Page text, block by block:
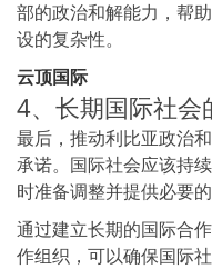
部的政治和解能力，帮
设的复杂性。
云顶国际
4、长期国际社会
最后，推动利比亚政治
承诺。国际社会应该持
时准备调整并提供必要的
通过建立长期的国际合
作组织，可以确保国际